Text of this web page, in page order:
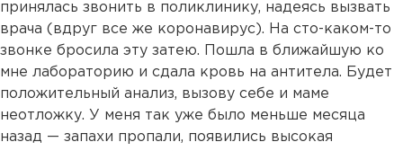
принялась звонить в поликлинику, надеясь вызвать
врача (вдруг все же коронавирус). На сто-каком-то
звонке бросила эту затею. Пошла в ближайшую ко
мне лабораторию и сдала кровь на антитела. Будет
положительный анализ, вызову себе и маме
неотложку. У меня так уже было меньше месяца
назад — запахи пропали, появились высокая